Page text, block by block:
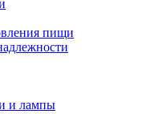
пищи
и лампы